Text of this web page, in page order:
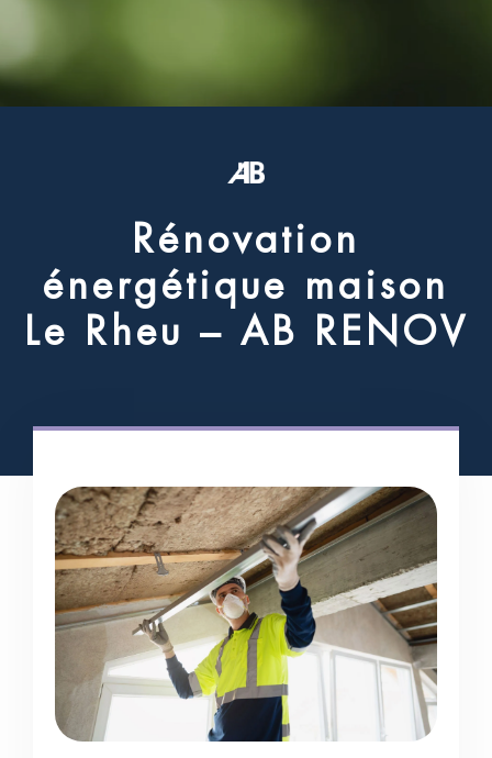
Rénovation
énergétique maison
Le R heu – AB RE NOV